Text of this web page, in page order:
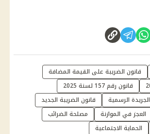
قانون الضريبة على القيمة المضافة
قانون رقم 157 لسنة 2025
الجريدة الرسمية
قانون الضريبة الجديد
العجز في الموازنة
مصلحة الضرائب
الحماية الاجتماعية